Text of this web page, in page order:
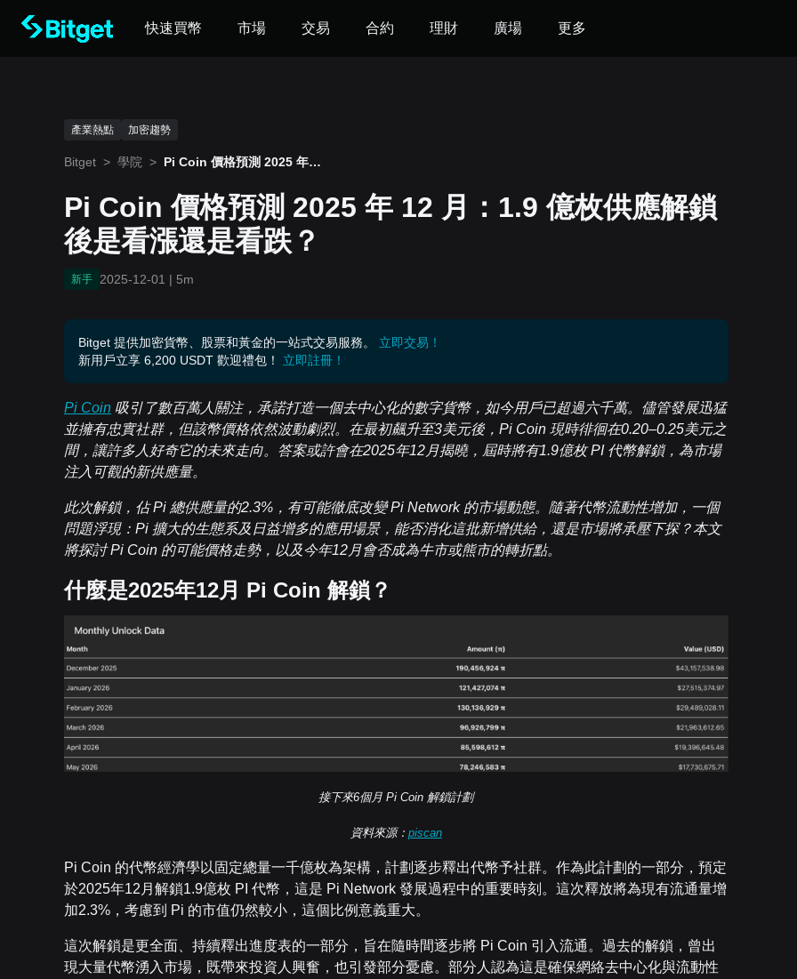
快速買幣 市場 交易 合約 理財 廣場 更多
產業熱點 加密趨勢
Bitget > 學院 > Pi Coin 價格預測 2025 年 1
看漲還是看跌？
Pi Coin 價格預測 2025 年 12 月：1.9 億枚供應解鎖
後是看漲還是看跌？
新手 2025-12-01 | 5m
Bitget 提供加密貨幣、股票和黃金的一站式交易服務。
立即交易！
新用戶立享 6,200 USDT 歡迎禮包！
立即註冊！
Pi Coin 吸引了數百萬人關注，承諾打造一個去中心化的數字貨幣，如今用戶已超過六千萬。儘管發展迅猛
並擁有忠實社群，但該幣價格依然波動劇烈。在最初飆升至3美元後，Pi Coin 現時徘徊在0.20–0.25美元之
間，讓許多人好奇它的未來走向。答案或許會在2025年12月揭曉，屆時將有1.9億枚 PI 代幣解鎖，為市場
注入可觀的新供應量。
此次解鎖，佔 Pi 總供應量的2.3%，有可能徹底改變 Pi Network 的市場動態。隨著代幣流動性增加，一個
問題浮現：Pi 擴大的生態系及日益增多的應用場景，能否消化這批新增供給，還是市場將承壓下探？本文
將探討 Pi Coin 的可能價格走勢，以及今年12月會否成為牛市或熊市的轉折點。
什麼是2025年12月 Pi Coin 解鎖？
接下來6個月 Pi Coin 解鎖計劃
資料來源： piscan
Pi Coin 的代幣經濟學以固定總量一千億枚為架構，計劃逐步釋出代幣予社群。作為此計劃的一部分，預定
於2025年12月解鎖1.9億枚 PI 代幣，這是 Pi Network 發展過程中的重要時刻。這次釋放將為現有流通量增
加2.3%，考慮到 Pi 的市值仍然較小，這個比例意義重大。
這次解鎖是更全面、持續釋出進度表的一部分，旨在隨時間逐步將 Pi Coin 引入流通。過去的解鎖，曾出
現大量代幣湧入市場，既帶來投資人興奮，也引發部分憂慮。部分人認為這是確保網絡去中心化與流動性